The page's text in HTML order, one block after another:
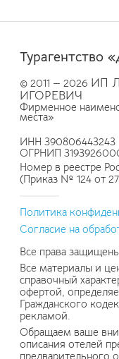
Турагентство
© 2011 — 2026 ИП
ИГОРЕВИЧ
Фирменное
места»
ИНН 390806443243
ОГРНИП
Номер в реестре
(Приказ № 124 от
Политика
Согласие на
Все права
Все материалы и
справочный
офертой,
Гражданского
рекламой.
Обращаем ваше
описания отелей
предварительного